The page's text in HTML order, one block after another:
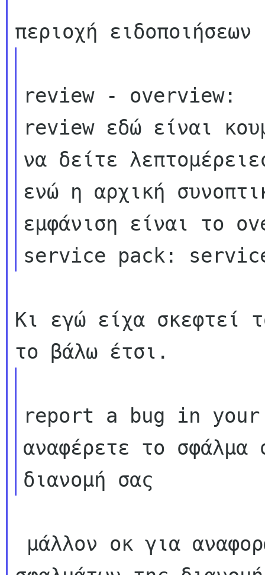
review - overview:
review εδώ είναι
να δείτε
ενώ η αρχική
εμφάνιση είναι το
Κι εγώ είχα σκεφτεί
report a bug in
αναφέρετε το σφάλμα